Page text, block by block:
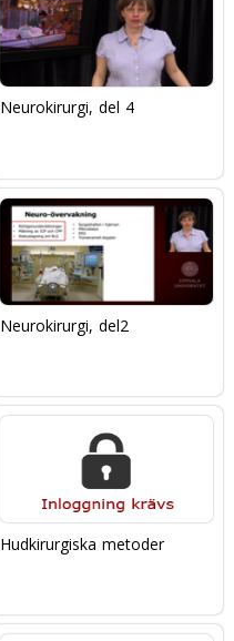
Neurokirurgi, del 4
Neurokirurgi, del2
Hudkirurgiska metoder